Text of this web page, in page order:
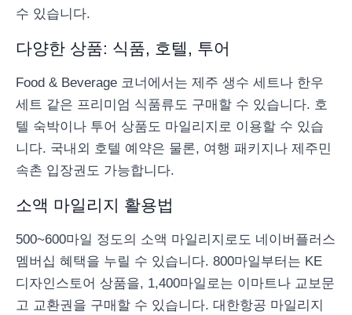
수 있습니다.
다양한 상품: 식품, 호텔, 투어
Food & Beverage 코너에서는 제주 생수 세트나 한우
세트 같은 프리미엄 식품류도 구매할 수 있습니다. 호
텔 숙박이나 투어 상품도 마일리지로 이용할 수 있습
니다. 국내외 호텔 예약은 물론, 여행 패키지나 제주민
속촌 입장권도 가능합니다.
소액 마일리지 활용법
500~600마일 정도의 소액 마일리지로도 네이버플러스
멤버십 혜택을 누릴 수 있습니다. 800마일부터는 KE
디자인스토어 상품을, 1,400마일로는 이마트나 교보문
고 교환권을 구매할 수 있습니다. 대한항공 마일리지